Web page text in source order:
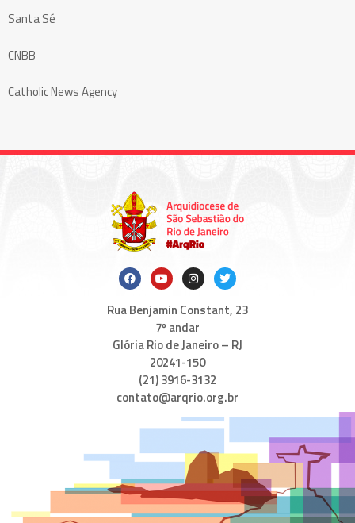
Santa Sé
CNBB
Catholic News Agency
Rua Benjamin Constant, 23
7º andar
Glória Rio de Janeiro – RJ
20241-150
(21) 3916-3132
contato@arqrio.org.br